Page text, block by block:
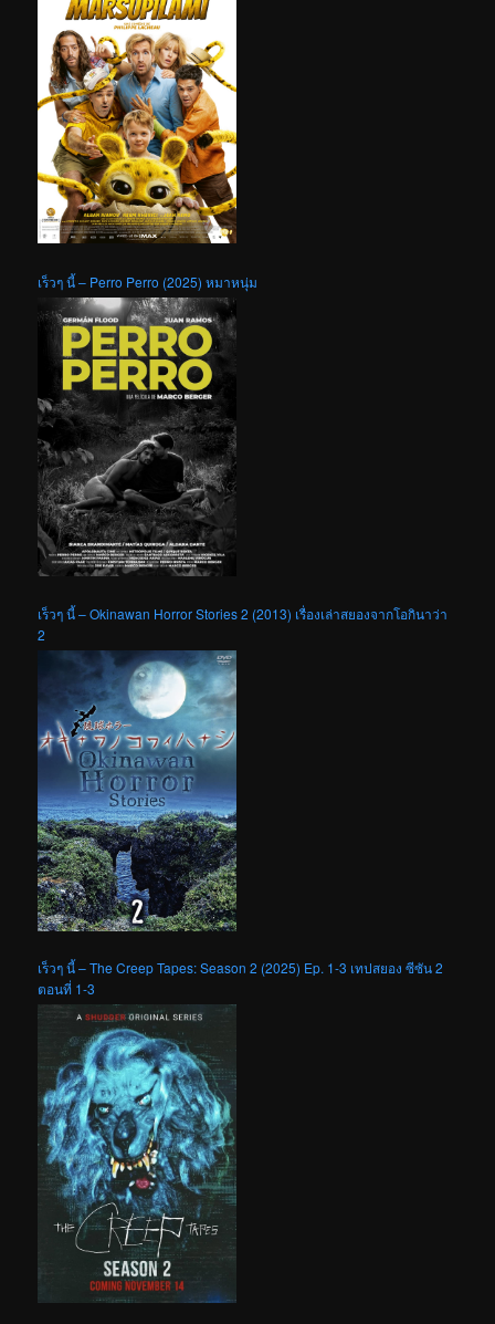
เร็วๆ นี้ – Perro Perro (2025) หมาหนุ่ม
เร็วๆ นี้ – Okinawan Horror Stories 2 (2013) เรื่องเล่าสยองจากโอกินาว่า
2
เร็วๆ นี้ – The Creep Tapes: Season 2 (2025) Ep. 1-3 เทปสยอง ซีซัน 2
ตอนที่ 1-3